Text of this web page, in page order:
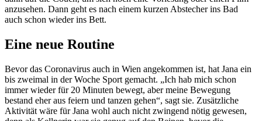
anzusehen. Dann geht es nach einem kurzen Abstecher ins Bad
auch schon wieder ins Bett.
Eine neue Routine
Bevor das Coronavirus auch in Wien angekommen ist, hat Jana ein
bis zweimal in der Woche Sport gemacht. „Ich hab mich schon
immer wieder für 20 Minuten bewegt, aber meine Bewegung
bestand eher aus feiern und tanzen gehen“, sagt sie. Zusätzliche
Aktivität wäre für Jana wohl auch nicht zwingend nötig gewesen,